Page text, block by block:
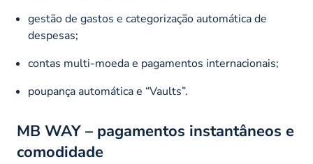
gestão de gastos e categorização automática de
despesas;
contas multi-moeda e pagamentos internacionais;
poupança automática e “Vaults”.
MB WAY – pagamentos instantâneos e
comodidade